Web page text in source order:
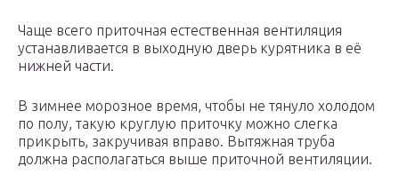
Чаще всего приточная естественная вентиляция
устанавливается в выходную дверь курятника в её
нижней части.
В зимнее морозное время, чтобы не тянуло холодом
по полу, такую круглую приточку можно слегка
прикрыть, закручивая вправо. Вытяжная труба
должна располагаться выше приточной вентиляции.